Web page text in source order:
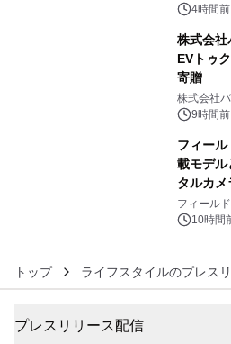
4時間前
株式会社
EVトゥ
寄贈
株式会社
9時間前
フィー
載モデル
タルカ
約1300
ジ新登場
フィール
10時間
トップ ライフスタイルのプレス
プレスリリース配信